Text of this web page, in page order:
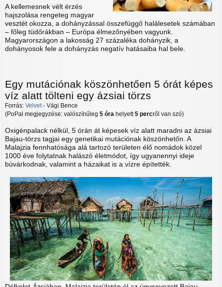
A kellemesnek vélt érzés
hajszolása rengeteg magyar
vesztét okozza, a dohányzással összefüggő halálesetek számában
– főleg tüdőrákban – Európa élmezőnyében vagyunk.
Magyarországon a lakosság 27 százaléka dohányzik, a
dohányosok fele a dohányzás negatív hatásaiba hal bele.
Egy mutációnak köszönhetően 5 órát képes
víz alatt tölteni egy ázsiai törzs
Forrás: Velvet - Vági Bence
(PoPal megjegyzése: valószínűleg 5 óra helyett5 percről van szó)
Oxigénpalack nélkül, 5 órán át képesek víz alatt maradni az ázsiai
Bajau-törzs tagjai egy genetikai mutációnak köszönhetőn. A
Malajzia fennhatósága alá tartozó területen élő nomádok közel
1000 éve folytatnak halászó életmódot, így ugyanennyi ideje
búvárkodnak, valamint a házaikat is a vízre építették.